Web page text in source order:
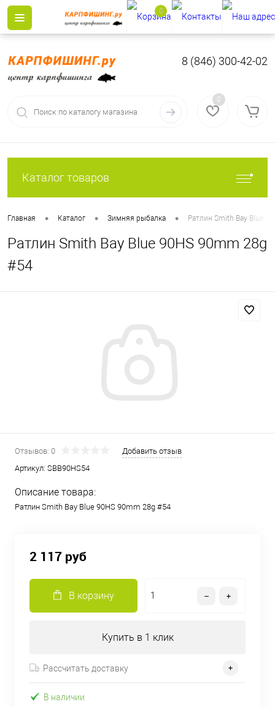
8 (846) 300-42-02
0
Каталог товаров
Главная • Каталог • Зимняя рыбалка • Ратлин Smith Bay Blue
Ратлин Smith Bay Blue 90HS 90mm 28g
#54
Отзывов: 0
Добавить отзыв
Артикул: SBB90HS54
Описание товара:
Ратлин Smith Bay Blue 90HS 90mm 28g #54
2 117 руб
В корзину
Купить в 1 клик
Рассчитать доставку
В наличии
0